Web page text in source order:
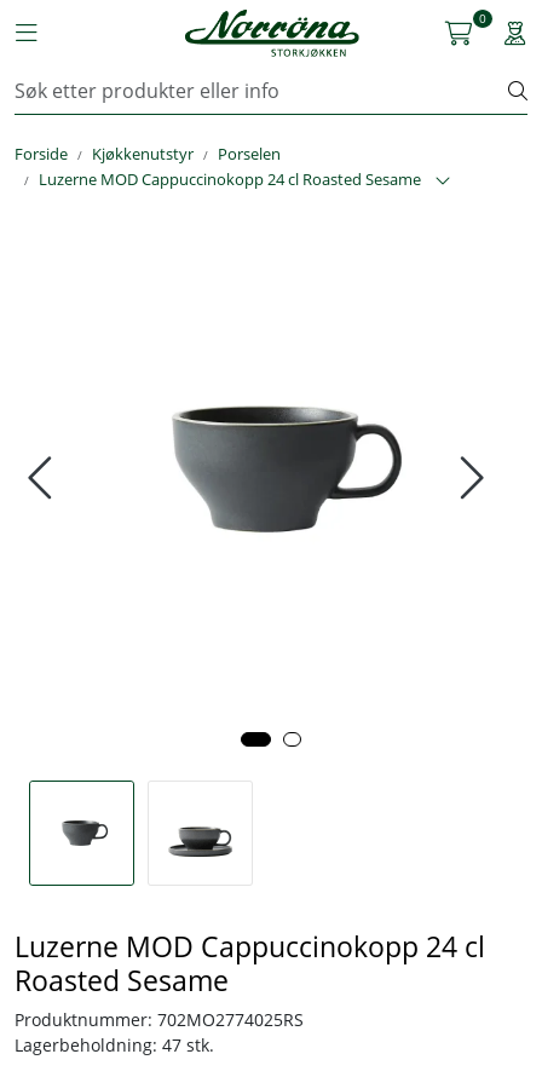
Toggle navigation
0
Forside Kjøkkenutstyr
Porselen
Luzerne MOD Cappuccinokopp 24 cl Roasted Sesame
Luzerne MOD Cappuccinokopp 24 cl
Roasted Sesame
Produktnummer: 702MO2774025RS
Lagerbeholdning: 47 stk.
Kjøkkenutstyr
Storkjøkken
OUTLET